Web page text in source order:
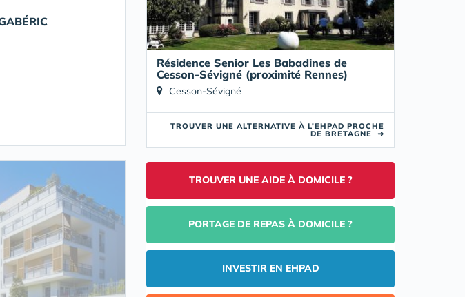
Résidence Senior Les Babadines de
Cesson-Sévigné (proximité Rennes)
Cesson-Sévigné
TROUVER UNE ALTERNATIVE À L’EHPAD PROCHE
DE BRETAGNE ➜
TROUVER UNE AIDE À DOMICILE ?
PORTAGE DE REPAS À DOMICILE ?
INVESTIR EN EHPAD